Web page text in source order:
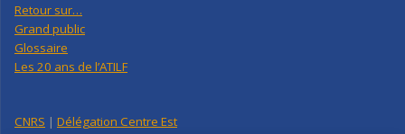
Retour sur…
Grand public
Glossaire
Les 20 ans de l’ATILF
CNRS | Délégation Centre Est